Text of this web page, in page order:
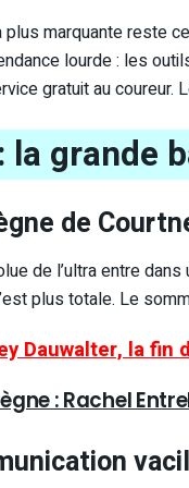
plus marquante reste
lourde : les
gratuit au
la grande
de
de l’ultra entre
plus totale. Le
Dauwalter, la fin
: Rachel